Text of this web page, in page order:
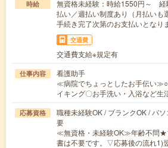
時給
無資格未経験：時給1550円～
払い／週払い制度あり（月払いも
手続き完了次第のお支払いとなり
交通費
交通費支給※規定有
仕事内容
看護助手
≪病院でちょっとしたお手伝い
イキング〇お手洗い・入浴など
応募資格
職種未経験OK / ブランクOK / パ
要
≪無資格・未経験OK≫年齢不問
書は不要です。▽応募後の流れ1)